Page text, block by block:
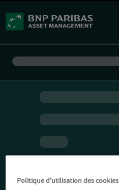
Politique d'utilisation des cookies